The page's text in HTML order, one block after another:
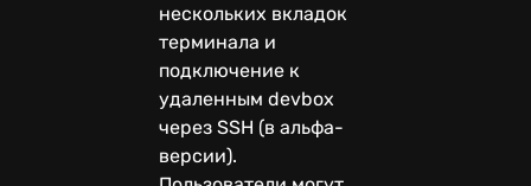
нескольких вкладок
терминала и
подключение к
удаленным devbox
через SSH (в альфа-
версии).